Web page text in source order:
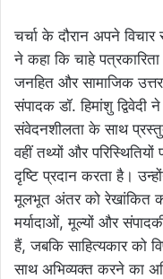
चर्चा के दौरान अपने
ने कहा कि चाहे
जनहित और सामाजिक
संपादक डॉ. हिमांशु द्विवेदी
संवेदनशीलता के साथ
वहीं तथ्यों और
दृष्टि प्रदान करता है।
मूलभूत अंतर को रेखांकित
मर्यादाओं, मूल्यों और
हैं, जबकि साहित्यकार को
साथ अभिव्यक्त करने का